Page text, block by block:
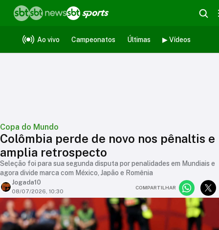
Ao vivo Campeonatos Últimas ▶ Vídeos
Copa do Mundo
Colômbia perde de novo nos pênaltis e
amplia retrospecto
Seleção foi para sua segunda disputa por penalidades em Mundiais e
agora divide marca com México, Japão e Romênia
Jogada10
08/07/2026, 10:30
COMPARTILHAR